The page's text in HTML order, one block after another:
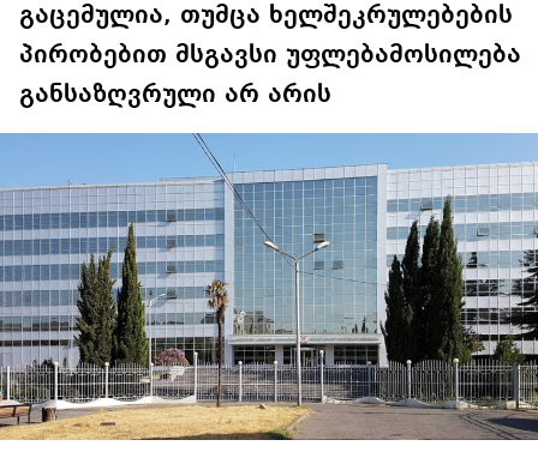
გაცემულია, თუმცა ხელშეკრულებების
პირობებით მსგავსი უფლებამოსილება
განსაზღვრული არ არის